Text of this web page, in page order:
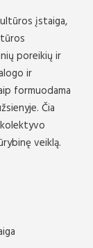
įstaiga,
poreikių ir
ir
formuodama
Čia
veiklą.